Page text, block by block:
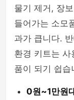
물기 제거, 장
들어가는 소모
과가 큽니다.
환경 키트는 사
품이 되기 쉽습
0원~1만원